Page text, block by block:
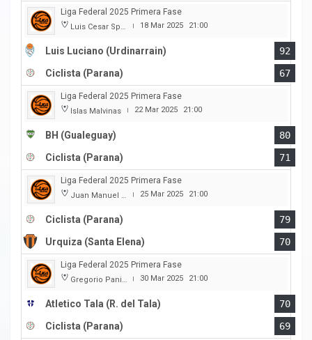
Liga Federal 2025 Primera Fase
Luis Cesar Spiazzi | 18 Mar 2025 21:00
Luis Luciano (Urdinarrain)
92
Ciclista (Parana)
67
Liga Federal 2025 Primera Fase
Islas Malvinas | 22 Mar 2025 21:00
BH (Gualeguay)
80
Ciclista (Parana)
71
Liga Federal 2025 Primera Fase
Juan Manuel A. Baglietto | 25 Mar 2025 21:00
Ciclista (Parana)
79
Urquiza (Santa Elena)
70
Liga Federal 2025 Primera Fase
Gregorio Panizza | 30 Mar 2025 21:00
Atletico Tala (R. del Tala)
70
Ciclista (Parana)
69